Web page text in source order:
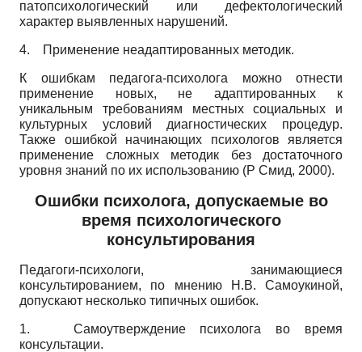
патопсихологический или дефектологический
характер выявленных нарушений.
4. Применение неадаптированных методик.
К ошибкам педагога-психолога можно отнести
применение новых, не адаптированных к
уникальным требованиям местных социальных и
культурных условий диагностических процедур.
Также ошибкой начинающих психологов является
применение сложных методик без достаточного
уровня знаний по их использованию (Р Смид, 2000).
Ошибки психолога, допускаемые во
время психологического
консультирования
Педагоги-психологи, занимающиеся
консультированием, по мнению Н.В. Самоукиной,
допускают несколько типичных ошибок.
1. Самоутверждение психолога во время
консультации.